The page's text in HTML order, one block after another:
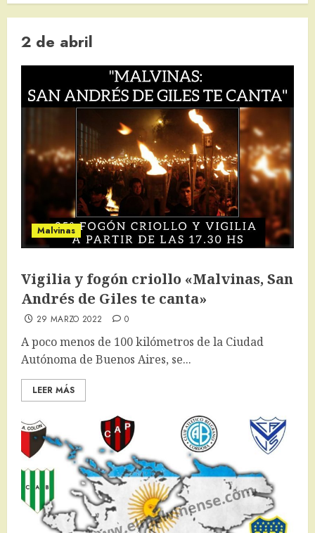
2 de abril
Malvinas
Vigilia y fogón criollo «Malvinas, San
Andrés de Giles te canta»
29 MARZO 2022 0
A poco menos de 100 kilómetros de la Ciudad
Autónoma de Buenos Aires, se...
LEER MÁS